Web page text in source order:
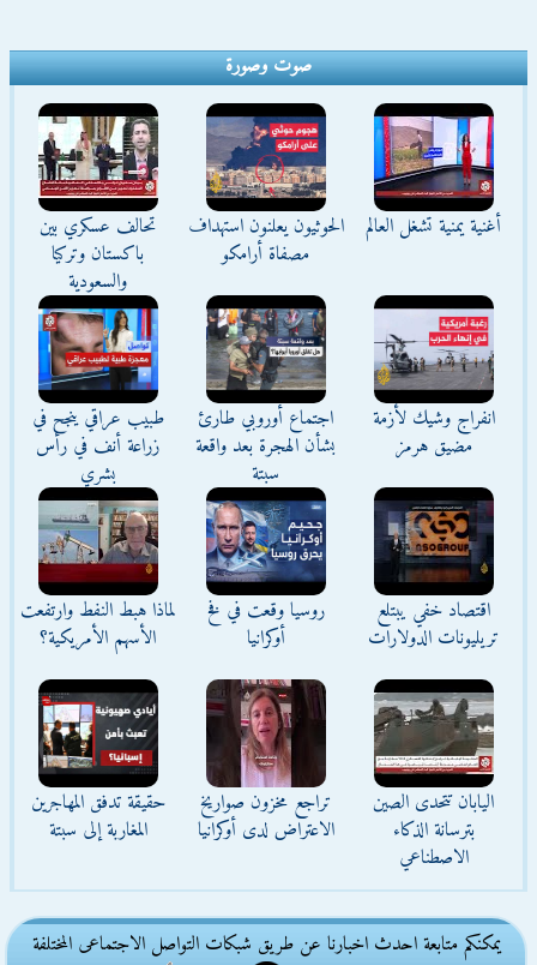
صوت وصورة
أغنية يمنية تشغل العالم
الحوثيون يعلنون استهداف
مصفاة أرامكو
تحالف عسكري بين
باكستان وتركيا
والسعودية
انفراج وشيك لأزمة
مضيق هرمز
اجتماع أوروبي طارئ
بشأن الهجرة بعد واقعة
سبتة
طبيب عراقي ينجح في
زراعة أنف في رأس
بشري
اقتصاد خفي يبتلع
تريليونات الدولارات
روسيا وقعت في فخ
أوكرانيا
لماذا هبط النفط وارتفعت
الأسهم الأمريكية؟
اليابان تتحدى الصين
بترسانة الذكاء
الاصطناعي
تراجع مخزون صواريخ
الاعتراض لدى أوكرانيا
حقيقة تدفق المهاجرين
المغاربة إلى سبتة
يمكنكم متابعة احدث اخبارنا عن طريق شبكات التواصل الاجتماعى المختلفة